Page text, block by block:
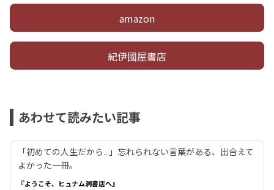
amazon
紀伊國屋書店
あわせて読みたい記事
「初めての人生だから...」忘れられない言葉がある、出合えて
よかった一冊。
『ようこそ、ヒュナム洞書店へ』